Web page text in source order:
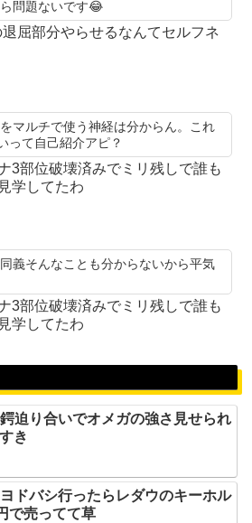
問題ないです😂
退屈部分やらせるなんてセルフネ
マルチで使う神経は分からん。これ
って自己紹介アピ？
3部位破壊済みでミリ残しで誰も
学してたわ
義そんなことも分からないから平気
3部位破壊済みでミリ残しで誰も
学してたわ
鍔迫り合いでオメガの強さ見せられ
き
ヨドバシ行ったらレダウのキーホル
で売ってて草